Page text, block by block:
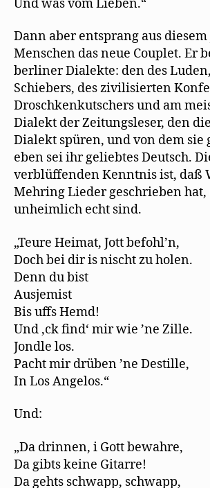
Und was vom Lieben.“
Dann aber entsprang aus
Menschen das neue Couplet. Er
berliner Dialekte: den des
Schiebers, des zivilisierten
Droschkenkutschers und am
Dialekt der Zeitungsleser, den
Dialekt spüren, und von dem sie
eben sei ihr geliebtes Deutsch.
verblüffenden Kenntnis ist, daß
Mehring Lieder geschrieben hat,
unheimlich echt sind.
„Teure Heimat, Jott befohl’n,
Doch bei dir is nischt zu holen.
Denn du bist
Ausjemist
Bis uffs Hemd!
Und ‚ck find‘ mir wie ’ne Zille.
Jondle los.
Pacht mir drüben ’ne Destille,
In Los Angelos.“
Und:
„Da drinnen, i Gott bewahre,
Da gibts keine Gitarre!
Da gehts schwapp, schwapp,